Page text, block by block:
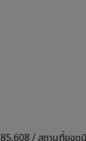
85,608 /สถานที่ยอด